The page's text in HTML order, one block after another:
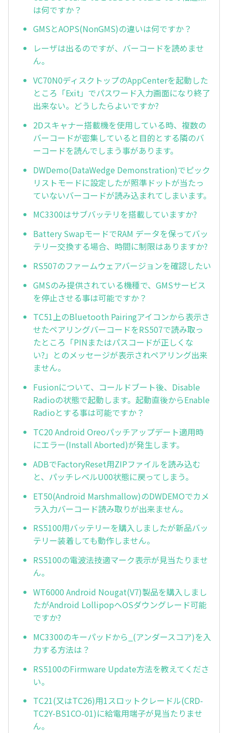
は何ですか？
GMSとAOPS(NonGMS)の違いは何ですか？
レーザは出るのですが、バーコードを読めませ
ん。
VC70N0ディスクトップのAppCenterを起動した
ところ「Exit」でパスワード入力画面になり終了
出来ない。どうしたらよいですか?
2Dスキャナー搭載機を使用している時、複数の
バーコードが密集していると目的とする隣のバ
ーコードを読んでしまう事があります。
DWDemo(DataWedge Demonstration)でピック
リストモードに設定したが照準ドットが当たっ
ていないバーコードが読み込まれてしまいます。
MC3300はサブバッテリを搭載していますか?
Battery SwapモードでRAM データを保ってバッ
テリー交換する場合、時間に制限はありますか?
RS507のファームウェアバージョンを確認したい
GMSのみ提供されている機種で、GMSサービス
を停止させる事は可能ですか？
TC51上のBluetooth Pairingアイコンから表示さ
せたペアリングバーコードをRS507で読み取っ
たところ「PINまたはパスコードが正しくな
い?」とのメッセージが表示されペアリング出来
ません。
Fusionについて、コールドブート後、Disable
Radioの状態で起動します。起動直後からEnable
Radioとする事は可能ですか？
TC20 Android Oreoパッチアップデート適用時
にエラー(Install Aborted)が発生します。
ADBでFactoryReset用ZIPファイルを読み込む
と、パッチレベルU00状態に戻ってしまう。
ET50(Android Marshmallow)のDWDEMOでカメ
ラ入力バーコード読み取りが出来ません。
RS5100用バッテリーを購入しましたが新品バッ
テリー装着しても動作しません。
RS5100の電波法技適マーク表示が見当たりませ
ん。
WT6000 Android Nougat(V7)製品を購入しまし
たがAndroid LollipopへOSダウングレード可能
ですか?
MC3300のキーパッドから_(アンダースコア)を入
力する方法は？
RS5100のFirmware Update方法を教えてくださ
い。
TC21(又はTC26)用1スロットクレードル(CRD-
TC2Y-BS1CO-01)に給電用端子が見当たりませ
ん。